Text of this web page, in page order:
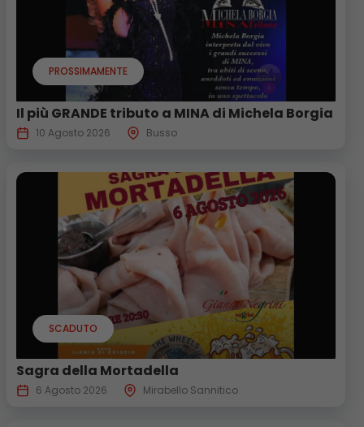
PROSSIMAMENTE
Il più GRANDE tributo a MINA di Michela Borgia
10 Agosto 2026 Busso
SCADUTO
Sagra della Mortadella
6 Agosto 2026 Mirabello Sannitico